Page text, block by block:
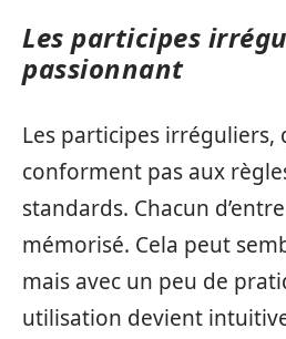
Les participes
passionnant
Les participes irréguliers,
conforment pas aux
standards. Chacun
mémorisé. Cela peut
mais avec un peu de
utilisation devient